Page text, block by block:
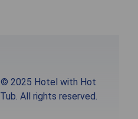
© 2025 Hotel with Hot
Tub. All rights reserved.